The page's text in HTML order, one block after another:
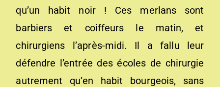
qu’un habit noir ! Ces merlans sont
barbiers et coiffeurs le matin, et
chirurgiens l’après-midi. Il a fallu leur
défendre l’entrée des écoles de chirurgie
autrement qu’en habit bourgeois, sans